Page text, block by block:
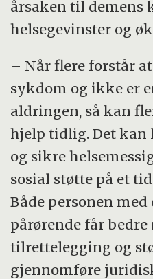
årsaken til demens
helsegevinster og
– Når flere forstår
sykdom og ikke er
aldringen, så kan
hjelp tidlig. Det kan
og sikre
sosial støtte på et
Både personen med
pårørende får
tilrettelegging og
gjennomføre